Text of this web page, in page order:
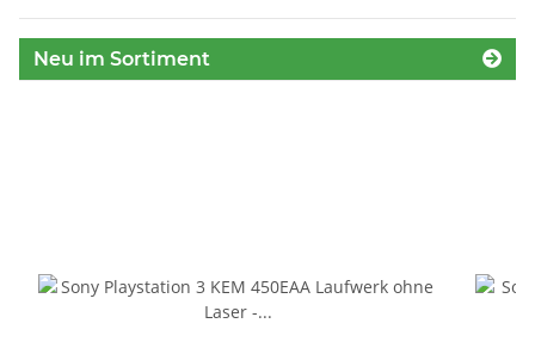
Neu im Sortiment